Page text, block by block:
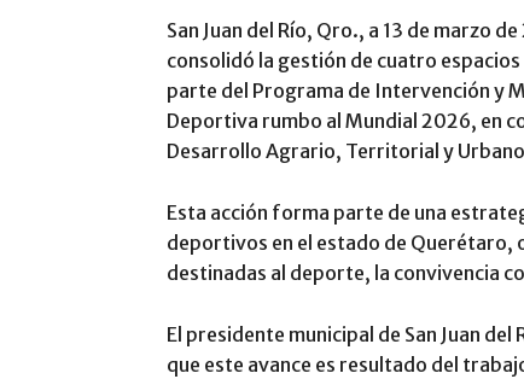
San Juan del Río, Qro., a 13 de marzo
consolidó la gestión de cuatro
parte del Programa de Intervención y
Deportiva rumbo al Mundial 2026, en
Desarrollo Agrario, Territorial y Urbano
Esta acción forma parte de una
deportivos en el estado de
destinadas al deporte, la convivencia
El presidente municipal de San Juan
que este avance es resultado del